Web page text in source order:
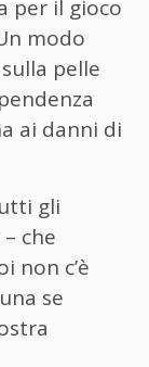
per il gioco
modo
pelle
ai danni di
gli
che
non c’è
se